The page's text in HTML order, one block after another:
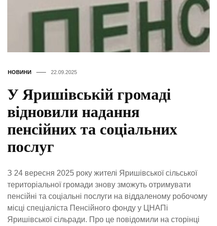
НОВИНИ 22.09.2025
У Яришівській громаді
відновили надання
пенсійних та соціальних
послуг
З 24 вересня 2025 року жителі Яришівської сільської
територіальної громади знову зможуть отримувати
пенсійні та соціальні послуги на віддаленому робочому
місці спеціаліста Пенсійного фонду у ЦНАПі
Яришівської сільради. Про це повідомили на сторінці